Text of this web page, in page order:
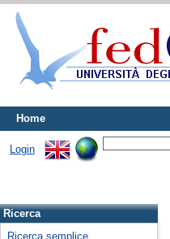
Home
Login
Ricerca
Ricerca semplice